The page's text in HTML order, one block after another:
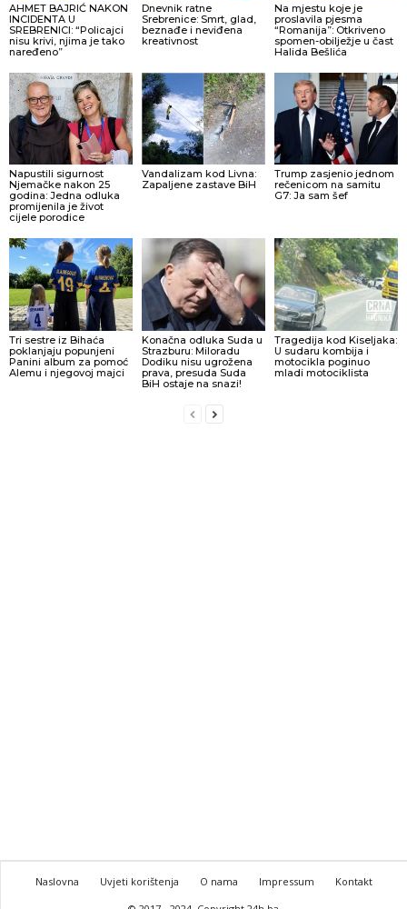
AHMET BAJRIĆ NAKON
INCIDENTA U
SREBRENICI: “Policajci
nisu krivi, njima je tako
naređeno”
Dnevnik ratne
Srebrenice: Smrt, glad,
beznađe i neviđena
kreativnost
Na mjestu koje je
proslavila pjesma
“Romanija”: Otkriveno
spomen-obilježje u čast
Halida Bešlića
Napustili sigurnost
Njemačke nakon 25
godina: Jedna odluka
promijenila je život
cijele porodice
Vandalizam kod Livna:
Zapaljene zastave BiH
Trump zasjenio jednom
rečenicom na samitu
G7: Ja sam šef
Tri sestre iz Bihaća
poklanjaju popunjeni
Panini album za pomoć
Alemu i njegovoj majci
Konačna odluka Suda u
Strazburu: Miloradu
Dodiku nisu ugrožena
prava, presuda Suda
BiH ostaje na snazi!
Tragedija kod Kiseljaka:
U sudaru kombija i
motocikla poginuo
mladi motociklista
Naslovna Uvjeti korištenja O nama Impressum
Kontakt